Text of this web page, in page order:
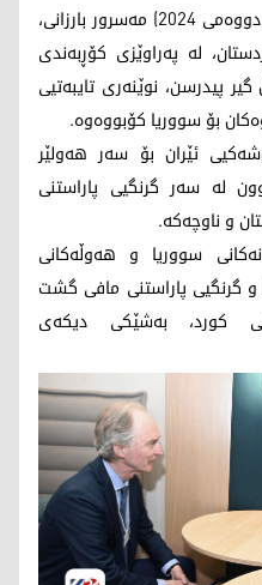
رۆژی چوارشەممە (17ـی کانوونی دووەمی 2024) مەسرور بارزانی،
لە پەراوێزی کۆڕبەندی
پیدرسن، نوێنەری تایبەتیی
بۆ سووریا‌ کۆبووەوە.
ئێران بۆ سەر هەولێر
لە سەر گرنگیی پاراستنی
و ناوچەکە.
سووریا و هەوڵەکانی
گرنگیی پاراستنی مافی گشت
کورد، بەشێکی دیکەی